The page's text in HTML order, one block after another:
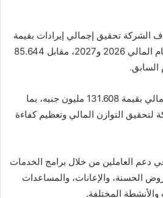
الشركة تحقيق إجمالي إيرادات بقيمة
91.267 مليار جنيه خلال العام المالي 2026 و2027، مقابل 85.644
السابق.
كما تستهدف تحقيق فائض مالي بقيمة 131.608 مليون جنيه، بما
التوازن المالي وتعظيم كفاءة
دعم العاملين من خلال برامج الخدمات
الحسنة، والإعانات، والمساعدات
والأنشطة المختلفة.